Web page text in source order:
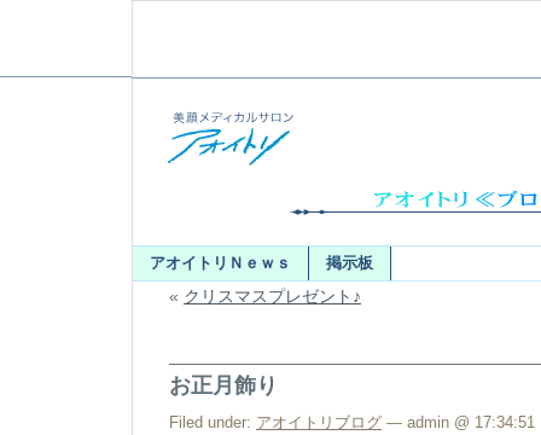
アオイトリＮｅｗｓ 掲示板
« クリスマスプレゼント♪
お正月飾り
Filed under: アオイトリブログ — admin @ 17:34:51